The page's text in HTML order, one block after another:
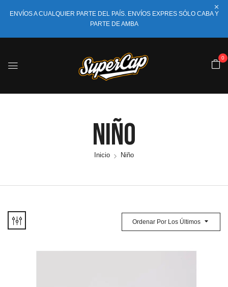
ENVÍOS A CUALQUIER PARTE DEL PAÍS. ENVÍOS EXPRES SÓLO CABA Y
PARTE DE AMBA
0
Niño
Inicio Niño
Ordenar Por Los Últimos